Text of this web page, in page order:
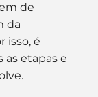
de
da
isso, é
etapas e